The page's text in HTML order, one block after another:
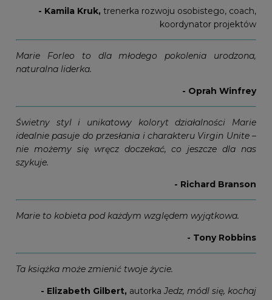
- Kamila Kruk, trenerka rozwoju osobistego, coach,
koordynator projektów
Marie Forleo to dla młodego pokolenia urodzona,
naturalna liderka.
- Oprah Winfrey
Świetny styl i unikatowy koloryt działalności Marie
idealnie pasuje do przesłania i charakteru Virgin Unite –
nie możemy się wręcz doczekać, co jeszcze dla nas
szykuje.
- Richard Branson
Marie to kobieta pod każdym względem wyjątkowa.
- Tony Robbins
Ta książka może zmienić twoje życie.
- Elizabeth Gilbert, autorkaJedz, módl się, kochaj